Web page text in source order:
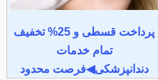
پرداخت قسطی و 25% تخفیف
تمام خدمات
دندانپزشکی◀فرصت محدود